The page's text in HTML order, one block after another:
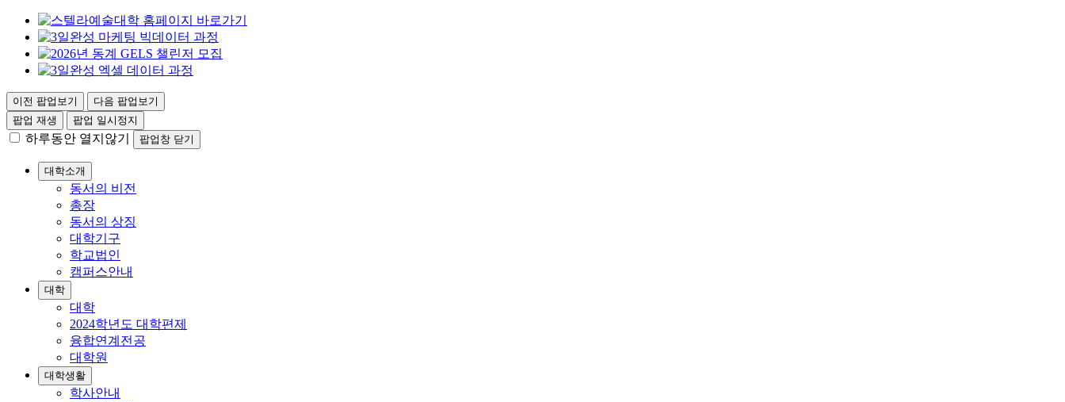
이전 팝업보기
다음 팝업보기
팝업 재생
팝업 일시정지
하루동안 열지않기 팝업창 닫기
대학소개
동서의 비전
총장
동서의 상징
대학기구
학교법인
캠퍼스안내
대학
대학
2024학년도 대학편제
융합연계전공
대학원
대학생활
학사안내